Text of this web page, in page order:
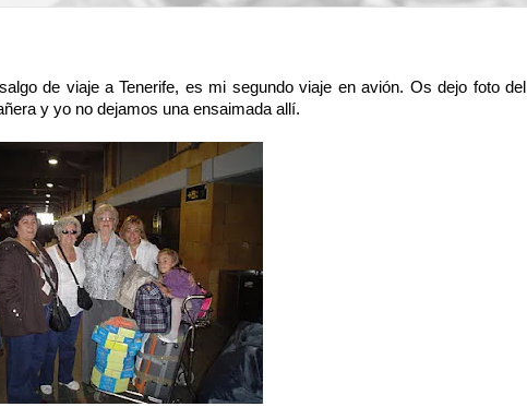
de viaje a Tenerife, es mi segundo viaje en avión. Os dejo foto del
y yo no dejamos una ensaimada allí.